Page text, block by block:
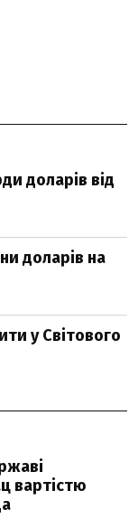
доларів від
доларів на
у Світового
вартістю